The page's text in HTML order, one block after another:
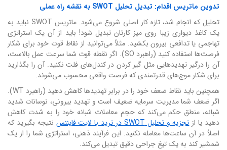
تدوین ماتریس اقدام: تبدیل تحلیل SWOT به نقشه راه عملی
تحلیل که انجام شد، تازه کار اصلی شروع می‌شود. ماتریس SWOT نباید به
یک کاغذ دیواری زیبا روی میز کارتان تبدیل شود! باید از آن یک استراتژی
تهاجمی یا تدافعی بیرون بکشید. مثلاً می‌توانید از نقاط قوت خود برای شکار
فرصت‌ها استفاده کنید (راهبرد SO). اگر نقطه قوت شما سرعت عمل بالاست،
آن را درگیر تهدیدهایی مثل گیر کردن در کندل‌های فلت نکنید. آن را بگذارید
برای شکار موج‌های قدرتمندی که فرصت واقعی محسوب می‌شوند.
همچنین باید نقاط ضعف خود را در برابر تهدیدها کاهش دهید (راهبرد WT).
اگر ضعف شما مدیریت سرمایه ضعیف است و تهدید بیرونی، نوسانات شدید
شبانه، منطق حکم می‌کند که حجم معاملات شبانه خود را به شدت کاهش
دهید یا ازتجزیه و تحلیل SWOT در ترید با لایت فایننس
نتیجه بگیرید که
اصلاً در آن ساعت‌ها معامله نکنید. این فرآیند ذهنی، استراتژی شما را از یک
شمشیر کند به یک تیغ جراحی دقیق تبدیل می‌کند.